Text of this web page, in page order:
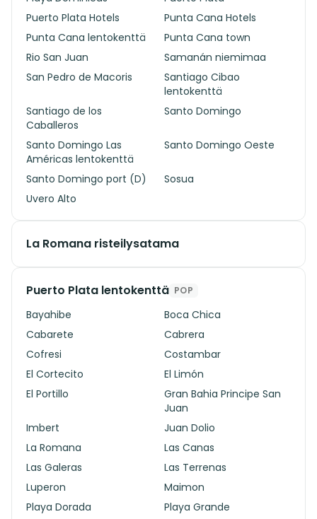
Puerto Plata Hotels
Punta Cana Hotels
Punta Cana lentokenttä
Punta Cana town
Rio San Juan
Samanán niemimaa
San Pedro de Macoris
Santiago Cibao
lentokenttä
Santiago de los
Caballeros
Santo Domingo
Santo Domingo Las
Américas lentokenttä
Santo Domingo Oeste
Santo Domingo port (D)
Sosua
Uvero Alto
La Romana risteilysatama
Puerto Plata lentokenttä POP
Bayahibe
Boca Chica
Cabarete
Cabrera
Cofresi
Costambar
El Cortecito
El Limón
El Portillo
Gran Bahia Principe San
Juan
Imbert
Juan Dolio
La Romana
Las Canas
Las Galeras
Las Terrenas
Luperon
Maimon
Playa Dorada
Playa Grande